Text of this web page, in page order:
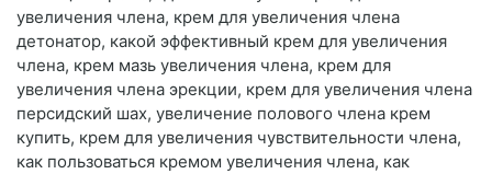
увеличения члена, крем для увеличения члена
детонатор, какой эффективный крем для увеличения
члена, крем мазь увеличения члена, крем для
увеличения члена эрекции, крем для увеличения члена
персидский шах, увеличение полового члена крем
купить, крем для увеличения чувствительности члена,
как пользоваться кремом увеличения члена, как